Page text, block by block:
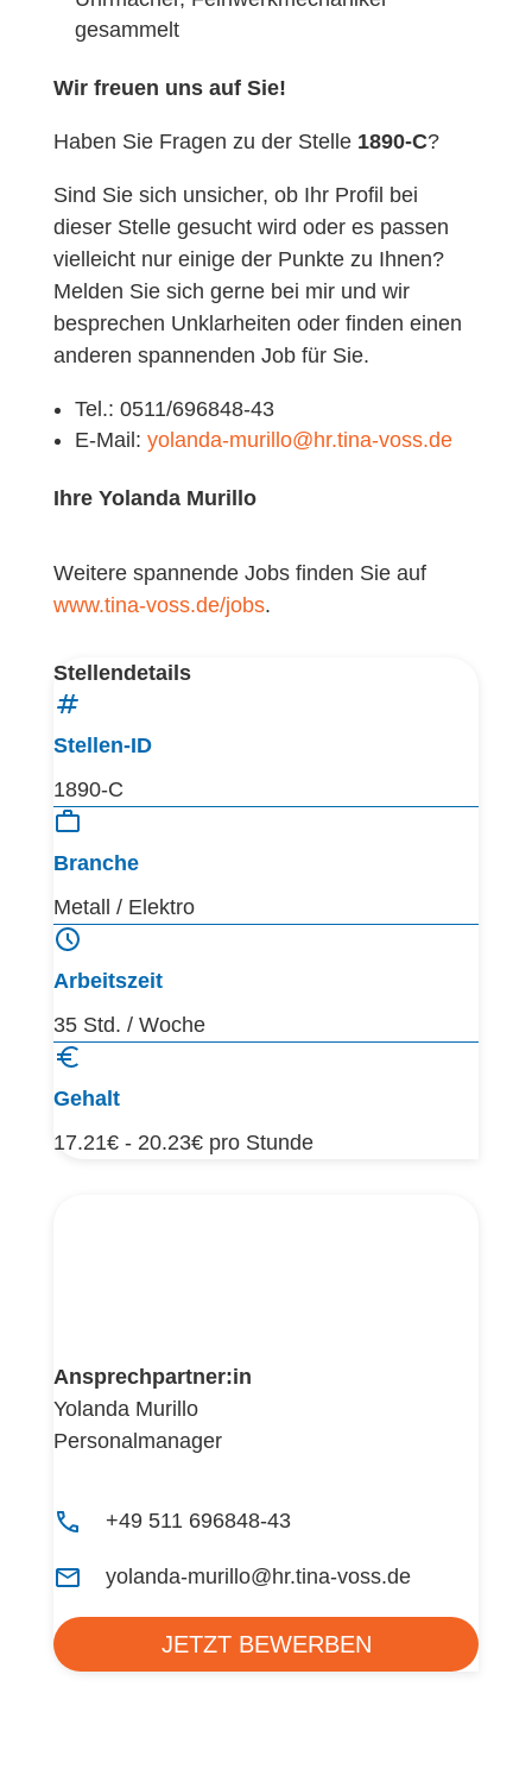
gesammelt
Wir freuen uns auf Sie!
Haben Sie Fragen zu der Stelle 1890-C?
Sind Sie sich unsicher, ob Ihr Profil bei
dieser Stelle gesucht wird oder es passen
vielleicht nur einige der Punkte zu Ihnen?
Melden Sie sich gerne bei mir und wir
besprechen Unklarheiten oder finden einen
anderen spannenden Job für Sie.
Tel.: 0511/696848-43
E-Mail: yolanda-murillo@hr.tina-voss.de
Ihre Yolanda Murillo
Weitere spannende Jobs finden Sie auf
www.tina-voss.de/jobs.
Stellendetails
Stellen-ID
1890-C
Branche
Metall / Elektro
Arbeitszeit
35 Std. / Woche
Gehalt
17.21€ - 20.23€ pro Stunde
Ansprechpartner:in
Yolanda Murillo
Personalmanager
+49 511 696848-43
yolanda-murillo@hr.tina-voss.de
JETZT BEWERBEN